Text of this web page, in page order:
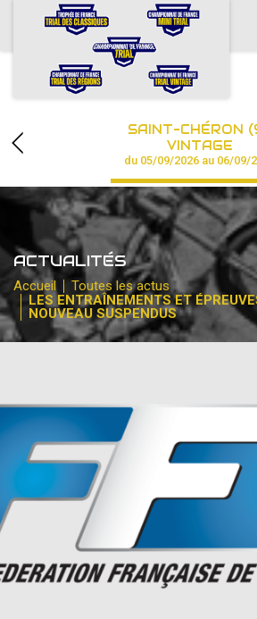
ACCUEIL
CALENDRIER
CHAMPIONNAT
RÉSULTATS
PHOTOS / VIDÉOS
PARTENAIRES
SAINT-CHÉRON
VINTAGE
du 05/09/2026 au 06/09/
ACTUALITÉS
Accueil
Toutes les actus
LES ENTRAÎNEMENTS ET
NOUVEAU SUSPENDUS